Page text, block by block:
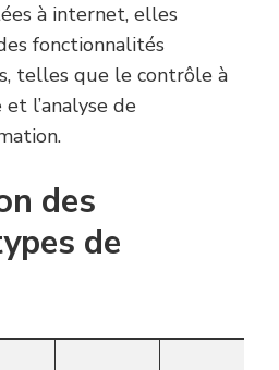
à internet, elles
fonctionnalités
telles que le contrôle à
l’analyse de
des
de